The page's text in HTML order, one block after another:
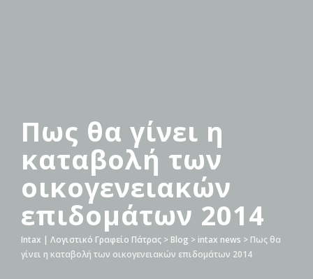
Πως θα γίνει η
καταβολή των
οικογενειακών
επιδομάτων 2014
Intax | Λογιστικό Γραφείο Πάτρας > Blog > intax news > Πως θα
γίνει η καταβολή των οικογενειακών επιδομάτων 2014